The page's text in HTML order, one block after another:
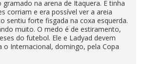
na arena de Itaquera. E tinha
corriam e era possível ver a areia
sentiu forte fisgada na coxa esquerda.
muito. O medo é de estiramento,
do futebol. Ele e Ladyad devem
o Internacional, domingo, pela Copa